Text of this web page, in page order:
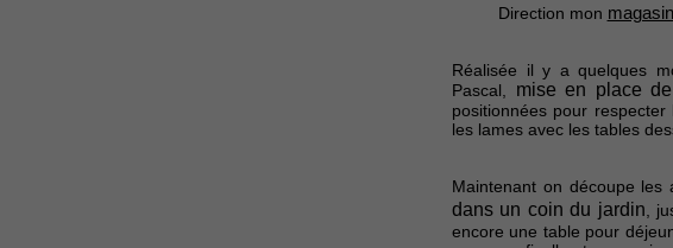
Direction mon
Réalisée il y a quelques
Pascal, mise en place
positionnées pour
les lames avec les tables
Maintenant on découpe les
dans un coin du jardin ,
encore une table pour